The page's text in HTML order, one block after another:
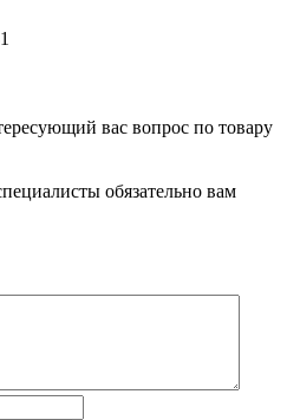
вас вопрос по товару
обязательно вам